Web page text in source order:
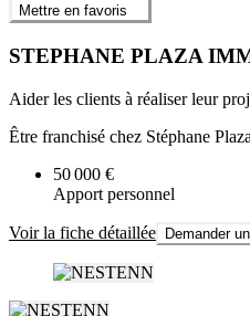
Mettre en favoris
STEPHANE PLAZA
Aider les clients à réaliser leur
Être franchisé chez Stéphane
50 000 €
Apport personnel
Voir la fiche détaillée Demander